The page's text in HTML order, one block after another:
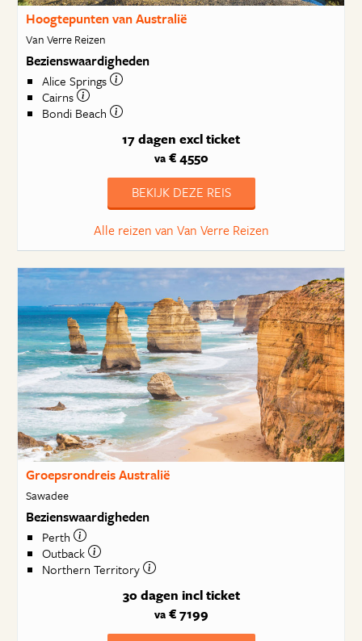
Hoogtepunten van Australië
Van Verre Reizen
Bezienswaardigheden
Alice Springs
Cairns
Bondi Beach
17 dagen excl ticket
va€ 4550
BEKIJK DEZE REIS
Alle reizen van Van Verre Reizen
Groepsrondreis Australië
Sawadee
Bezienswaardigheden
Perth
Outback
Northern Territory
30 dagen incl ticket
va€ 7199